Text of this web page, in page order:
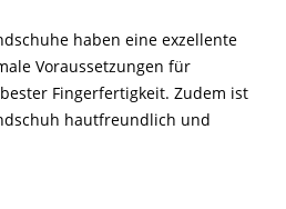
haben eine exzellente
Voraussetzungen für
Fingerfertigkeit. Zudem ist
hautfreundlich und